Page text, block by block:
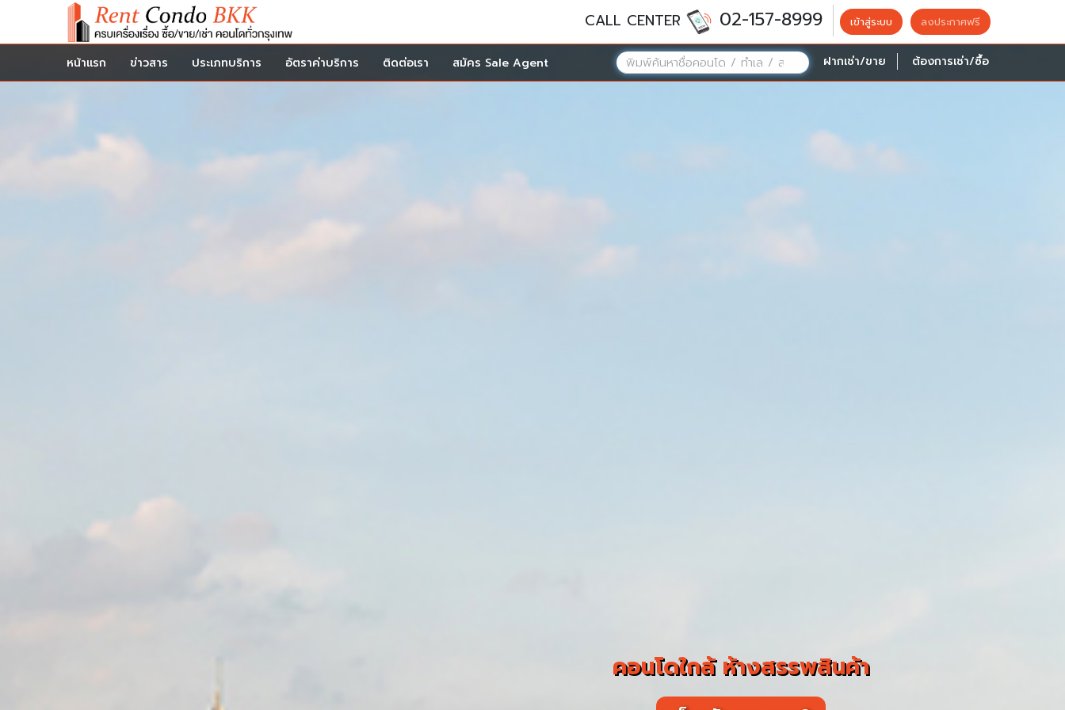
CALL CENTER 02-157-8999 เข้าสู่ระบบ ลงประกาศฟรี
หน้าแรก ข่าวสาร ประเภทบริการ อัตราค่าบริการ ติดต่อเรา สมัคร Sale Agent ฝากเช่า/ขาย ต้องการเช่า/ซื้อ
คอนโดใกล้ ห้างสรรพสินค้า